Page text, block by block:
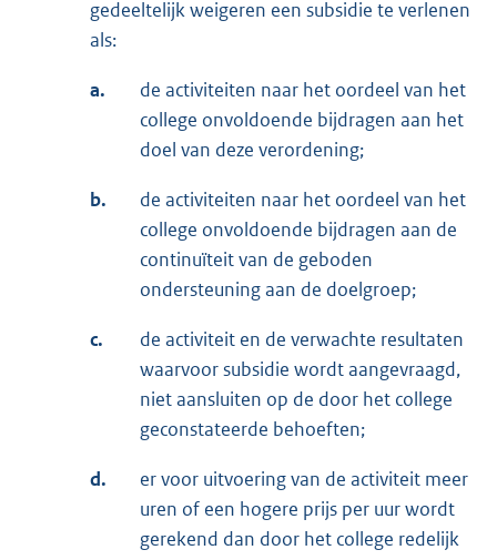
gedeeltelijk weigeren een subsidie te verlenen
als:
a.
de activiteiten naar het oordeel van het
college onvoldoende bijdragen aan het
doel van deze verordening;
b.
de activiteiten naar het oordeel van het
college onvoldoende bijdragen aan de
continuïteit van de geboden
ondersteuning aan de doelgroep;
c.
de activiteit en de verwachte resultaten
waarvoor subsidie wordt aangevraagd,
niet aansluiten op de door het college
geconstateerde behoeften;
d.
er voor uitvoering van de activiteit meer
uren of een hogere prijs per uur wordt
gerekend dan door het college redelijk